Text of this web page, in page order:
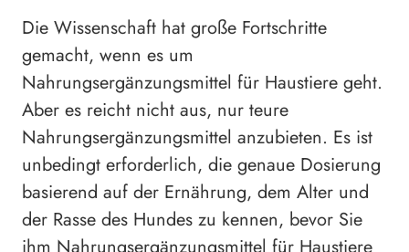
Die Wissenschaft hat große Fortschritte
gemacht, wenn es um
Nahrungsergänzungsmittel für Haustiere geht.
Aber es reicht nicht aus, nur teure
Nahrungsergänzungsmittel anzubieten. Es ist
unbedingt erforderlich, die genaue Dosierung
basierend auf der Ernährung, dem Alter und
der Rasse des Hundes zu kennen, bevor Sie
ihm Nahrungsergänzungsmittel für Haustiere